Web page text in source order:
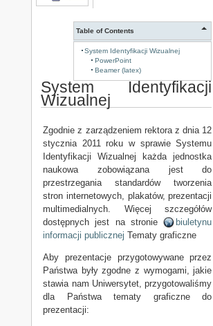
Table of Contents
System Identyfikacji Wizualnej
PowerPoint
Beamer (latex)
System Identyfikacji
Wizualnej
Zgodnie z zarządzeniem rektora z dnia 12
stycznia 2011 roku w sprawie Systemu
Identyfikacji Wizualnej każda jednostka
naukowa zobowiązana jest do
przestrzegania standardów tworzenia
stron internetowych, plakatów, prezentacji
multimedialnych. Więcej szczegółów
dostępnych jest na stronie
biuletynu
informacji publicznej Tematy graficzne
Aby prezentacje przygotowywane przez
Państwa były zgodne z wymogami, jakie
stawia nam Uniwersytet, przygotowaliśmy
dla Państwa tematy graficzne do
prezentacji: